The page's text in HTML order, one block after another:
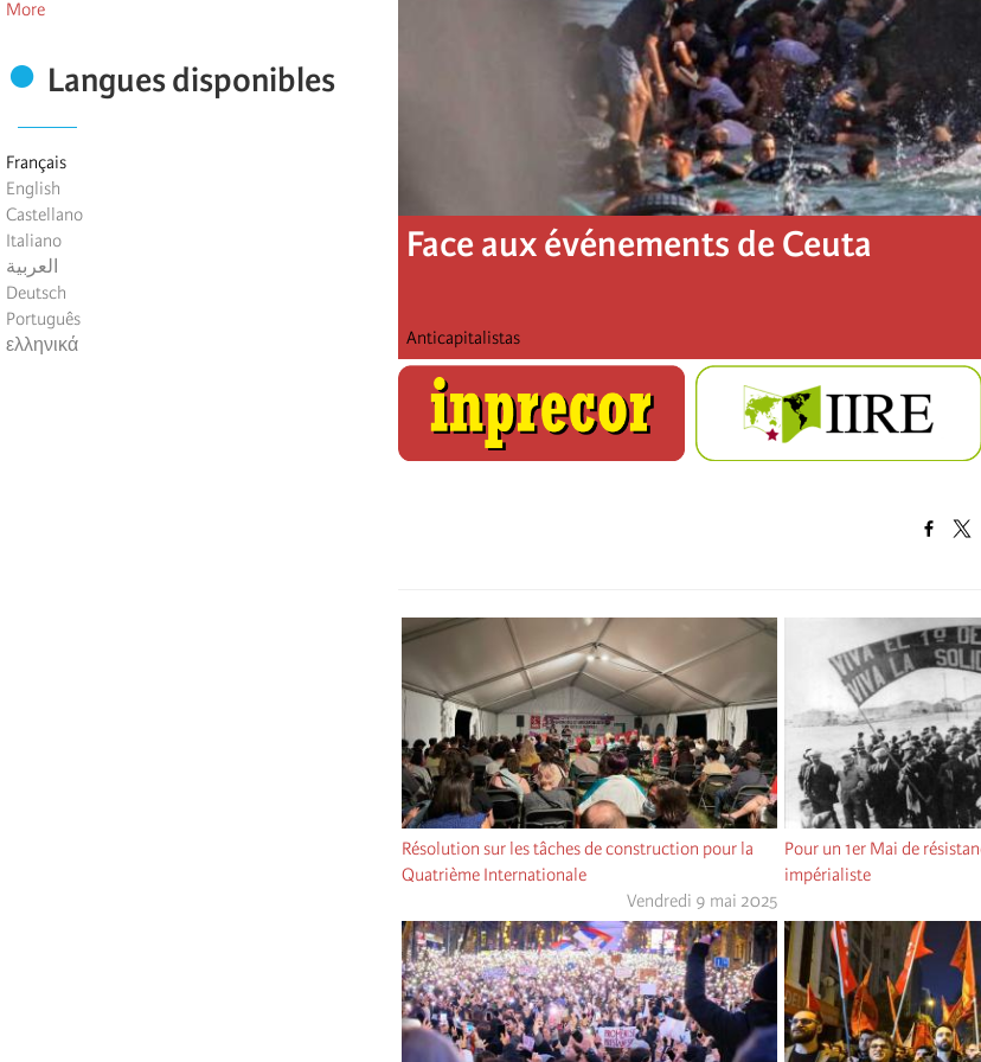
More
Langues disponibles
Français
English
Castellano
Italiano
العربية
Deutsch
Português
ελληνικά
Face aux événements de Ceuta
Anticapitalistas
Résolution sur les tâches de construction pour la
Quatrième Internationale
Vendredi 9 mai 2025
Pour un 1er Mai de
impérialiste